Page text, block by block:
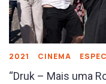
2021 CINEMA
“Druk – Mais uma